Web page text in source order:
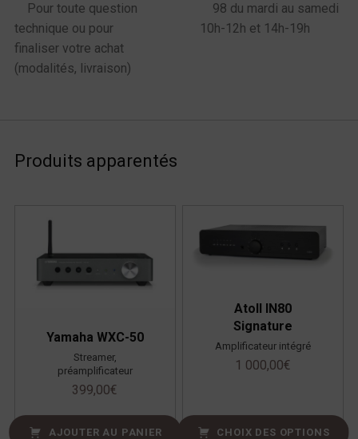
Pour toute question
technique ou pour
finaliser votre achat
(modalités, livraison)
98 du mardi au samedi
10h-12h et 14h-19h
Produits apparentés
Yamaha WXC-50
Streamer,
préamplificateur
399,00€
AJOUTER AU PANIER
Atoll IN80
Signature
Amplificateur intégré
1 000,00€
CHOIX DES OPTIONS